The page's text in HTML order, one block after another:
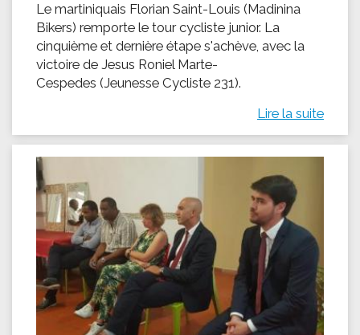
Le martiniquais Florian Saint-Louis (Madinina
Bikers) remporte le tour cycliste junior. La
cinquième et dernière étape s'achève, avec la
victoire de Jesus Roniel Marte-
Cespedes (Jeunesse Cycliste 231).
Lire la suite